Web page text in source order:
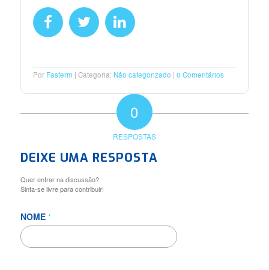
Por Fasterm Categoria: Não categorizado 0 Comentários
0
RESPOSTAS
DEIXE UMA RESPOSTA
Quer entrar na discussão?
Sinta-se livre para contribuir!
NOME *